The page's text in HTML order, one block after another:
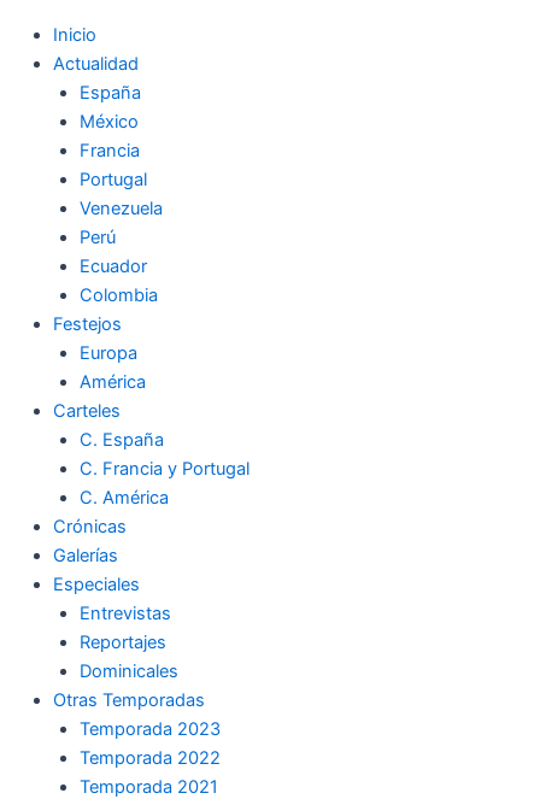
Inicio
Actualidad
España
México
Francia
Portugal
Venezuela
Perú
Ecuador
Colombia
Festejos
Europa
América
Carteles
C. España
C. Francia y Portugal
C. América
Crónicas
Galerías
Especiales
Entrevistas
Reportajes
Dominicales
Otras Temporadas
Temporada 2023
Temporada 2022
Temporada 2021